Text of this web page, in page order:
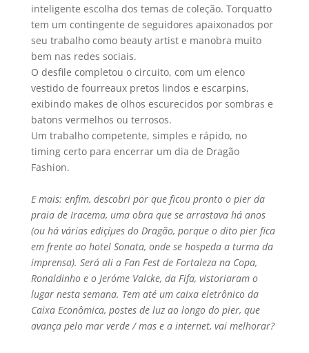
inteligente escolha dos temas de coleção. Torquatto
tem um contingente de seguidores apaixonados por
seu trabalho como beauty artist e manobra muito
bem nas redes sociais.
O desfile completou o circuito, com um elenco
vestido de fourreaux pretos lindos e escarpins,
exibindo makes de olhos escurecidos por sombras e
batons vermelhos ou terrosos.
Um trabalho competente, simples e rápido, no
timing certo para encerrar um dia de Dragão
Fashion.
E mais: enfim, descobri por que ficou pronto o pier da
praia de Iracema, uma obra que se arrastava há anos
(ou há várias ediçíµes do Dragão, porque o dito pier fica
em frente ao hotel Sonata, onde se hospeda a turma da
imprensa). Será ali a Fan Fest de Fortaleza na Copa,
Ronaldinho e o Jeróme Valcke, da Fifa, vistoriaram o
lugar nesta semana. Tem até um caixa eletrônico da
Caixa Econômica, postes de luz ao longo do pier, que
avança pelo mar verde / mas e a internet, vai melhorar?